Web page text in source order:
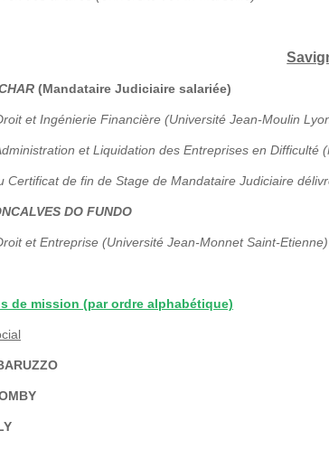
(Mandataire Judiciaire salariée)
et Ingénierie Financière (Université Jean-Moulin
et Liquidation des Entreprises en Difficulté
Certificat de fin de Stage de Mandataire Judiciaire
DO FUNDO
et Entreprise (Université Jean-Monnet Saint-Etienne)
de mission (par ordre alphabétique)